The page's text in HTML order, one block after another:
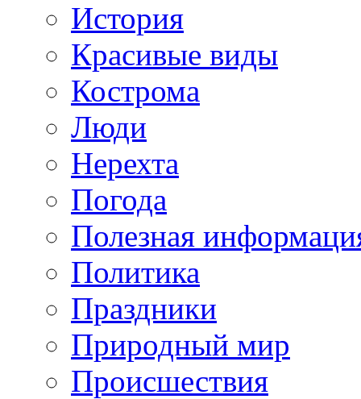
История
Красивые виды
Кострома
Люди
Нерехта
Погода
Полезная
Политика
Праздники
Природный мир
Происшествия